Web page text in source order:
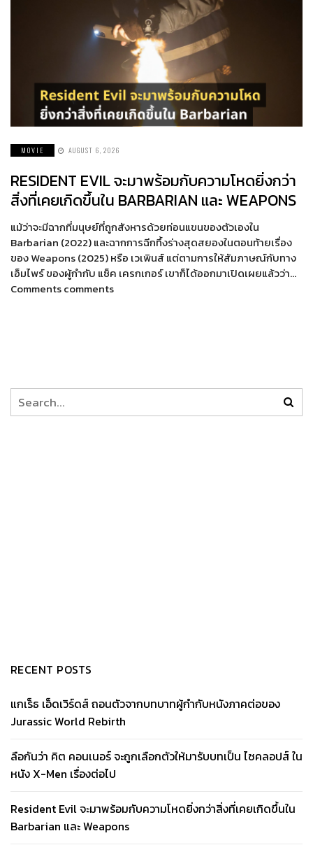
MOVIE AUGUST 6, 2026
RESIDENT EVIL จะมาพร้อมกับความโหดยิ่งกว่า
สิ่งที่เคยเกิดขึ้นใน BARBARIAN และ WEAPONS
แม้ว่าจะมีฉากที่มนุษย์ที่ถูกสังหารด้วยท่อนแขนของตัวเองใน
Barbarian (2022) และฉากการฉีกทึ้งร่างสุดสยองในตอนท้ายเรื่อง
ของ Weapons (2025) หรือ เวเพินส์ แต่ตามการให้สัมภาษณ์กับทาง
เอ็มไพร์ ของผู้กำกับ แซ็ค เครกเกอร์ เขาก็ได้ออกมาเปิดเผยแล้วว่า…
Comments comments
RECENT POSTS
แกเร็ธ เอ็ดเวิร์ดส์ ถอนตัวจากบทบาทผู้กำกับหนังภาคต่อของ
Jurassic World Rebirth
ลือกันว่า คิต คอนเนอร์ จะถูกเลือกตัวให้มารับบทเป็น ไซคลอปส์ ใน
หนัง X-Men เรื่องต่อไป
Resident Evil จะมาพร้อมกับความโหดยิ่งกว่าสิ่งที่เคยเกิดขึ้นใน
Barbarian และ Weapons